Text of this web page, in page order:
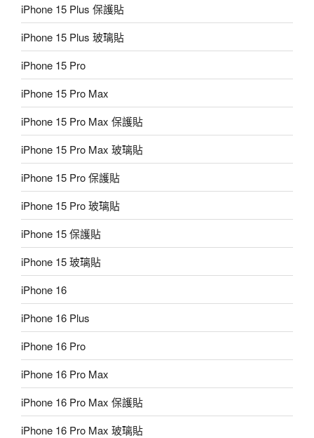
iPhone 15 Plus 保護貼
iPhone 15 Plus 玻璃貼
iPhone 15 Pro
iPhone 15 Pro Max
iPhone 15 Pro Max 保護貼
iPhone 15 Pro Max 玻璃貼
iPhone 15 Pro 保護貼
iPhone 15 Pro 玻璃貼
iPhone 15 保護貼
iPhone 15 玻璃貼
iPhone 16
iPhone 16 Plus
iPhone 16 Pro
iPhone 16 Pro Max
iPhone 16 Pro Max 保護貼
iPhone 16 Pro Max 玻璃貼